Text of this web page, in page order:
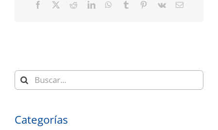
Facebook RedditLinkedInWhatsApp
Tumblr Pinterest
Vk
Correo
Buscar:
Categorías